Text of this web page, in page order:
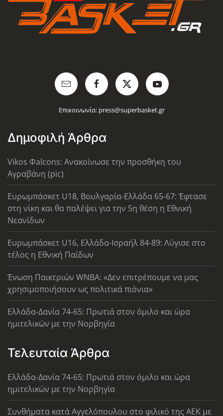
Επικοινωνία: press@superbasket.gr
Δημοφιλή Άρθρα
Vikos Φalcons: Ανακοίνωσε την προσθήκη του
Αγραβάνη (pic)
Ευρωμπάσκετ U18, Βουλγαρία-Ελλάδα 65-67: Έφτασε
στη νίκη και θα παλέψει για την 5η θέση η Εθνική
Νεανίδων
Ευρωμπάσκετ U16, Ελλάδα-Ισραήλ 84-89: Λύγισε στο
τέλος η Εθνική Παίδων
Ένωση Παικτριών WNBA: «Δεν επιτρέπουμε να μας
χρησιμοποιήσουν ως πολιτικά πιόνια»
Ελλάδα-Δανία 74-65: Πρωτιά στον όμιλο και ώρα
ημιτελικών με την Νορβηγία
Τελευταία Άρθρα
Ελλάδα-Δανία 74-65: Πρωτιά στον όμιλο και ώρα
ημιτελικών με την Νορβηγία
Συνθήματα κατά Αγγελόπουλου στο φιλικό της ΑΕΚ με